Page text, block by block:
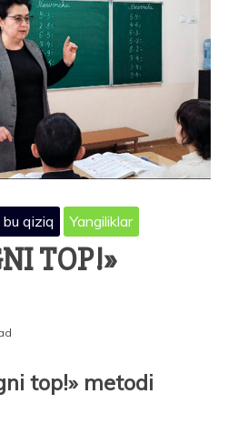
qiziq Yangiliklar
TOP!»
top!» metodi